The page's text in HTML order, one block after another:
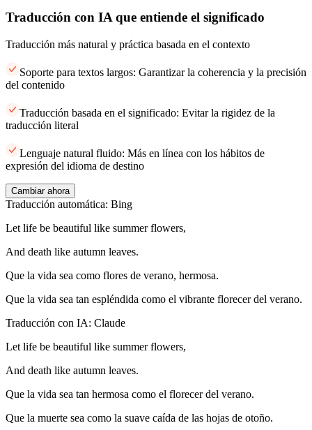
Traducción con IA que entiende el significado
Traducción más natural y práctica basada en el contexto
Soporte para textos largos: Garantizar la coherencia y la precisión
del contenido
Traducción basada en el significado: Evitar la rigidez de la
traducción literal
Lenguaje natural fluido: Más en línea con los hábitos de
expresión del idioma de destino
Cambiar ahora
Traducción automática: Bing
Let life be beautiful like summer flowers,
And death like autumn leaves.
Que la vida sea como flores de verano, hermosa.
Que la vida sea tan espléndida como el vibrante florecer del verano.
Traducción con IA: Claude
Let life be beautiful like summer flowers,
And death like autumn leaves.
Que la vida sea tan hermosa como el florecer del verano.
Que la muerte sea como la suave caída de las hojas de otoño.